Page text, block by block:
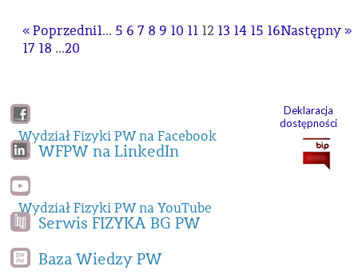
« Poprzedni Następny »
1... 5 6 7 8 9 10 11 12 13 14 15 16
17 18 ...20
Wydział Fizyki PW na Facebook
WFPW na LinkedIn
Wydział Fizyki PW na YouTube
Serwis FIZYKA BG PW
Baza Wiedzy PW
Deklaracja
dostępności